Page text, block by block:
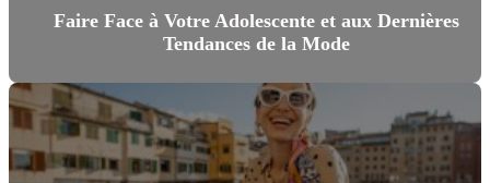
Faire Face à Votre Adolescente et aux Dernières
Tendances de la Mode